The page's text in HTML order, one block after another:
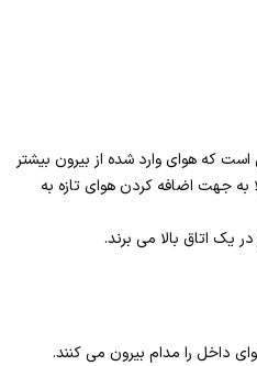
که هوای وارد شده از بیرون بیشتر
به جهت اضافه کردن هوای تازه به
یک اتاق بالا می برند.
داخل را مدام بیرون می کنند.